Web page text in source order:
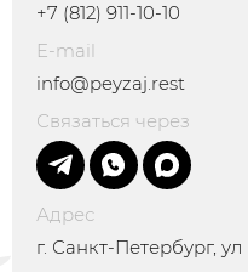
+7 (812) 911-10-10
E-mail
info@peyzaj.rest
Связаться через
Адрес
г. Санкт-Петербург,